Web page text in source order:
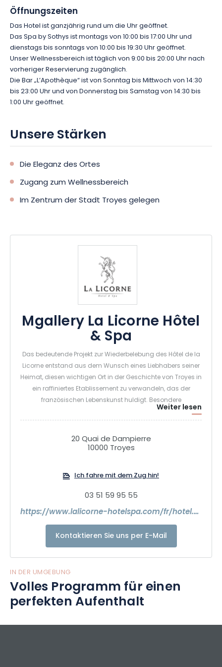
Informationen jederzeit zur Verfügung. Gerne hilft es Ihnen
auch bei der Organisation Ihrer touristischen und
gastronomischen Unternehmungen in der Umgebung. Um
Barrierefreiheit für alle zu gewährleisten, bietet das Hotel
zudem Zimmer an, die speziell für Menschen mit
eingeschränkter Mobilität zugänglich sind.
eine Welt voller Eleganz und Entspannung ein. Warten Sie nicht
länger, nutzen Sie diese Gelegenheit und buchen Sie Ihren
im Komfort und Luxus eines 5-Sterne-Hotels.
Öffnungszeiten
Das Hotel ist ganzjährig rund um die Uhr geöffnet.
Das Spa by Sothys ist montags von 10:00 bis 17:00 Uhr und
dienstags bis sonntags von 10:00 bis 19:30 Uhr geöffnet.
Unser Wellnessbereich ist täglich von 9:00 bis 20:00 Uhr nach
vorheriger Reservierung zugänglich.
Die Bar „L’Apothèque“ ist von Sonntag bis Mittwoch von 14:30
bis 23:00 Uhr und von Donnerstag bis Samstag von 14:30 bis
1:00 Uhr geöffnet.
Unsere Stärken
Die Eleganz des Ortes
Zugang zum Wellnessbereich
Im Zentrum der Stadt Troyes gelegen
Mgallery La Licorne Hôtel
& Spa
Das bedeutende Projekt zur Wiederbelebung des Hôtel de la
Licorne entstand aus dem Wunsch eines Liebhabers seiner
Heimat, diesen wichtigen Ort in der Geschichte von Troyes in
ein raffiniertes Etablissement zu verwandeln, das der
französischen Lebenskunst huldigt. Besondere
Aufmerksamkeit wurde der Auswahl von Möbeln und
Materialien gewidmet, um ein raffiniertes Ambiente in einem
historischen Rahmen zu schaffen. Das wunderschöne
Glasdach verleiht dem Ort seine Persönlichkeit und lädt
Weiter lesen
20 Quai de Dampierre
10000 Troyes
Ich fahre mit dem Zug hin!
03 51 59 95 55
https://www.lalicorne-hotelspa.com/fr/hotel.html
Kontaktieren Sie uns per E-Mail
IN DER UMGEBUNG
Volles Programm für einen
perfekten Aufenthalt